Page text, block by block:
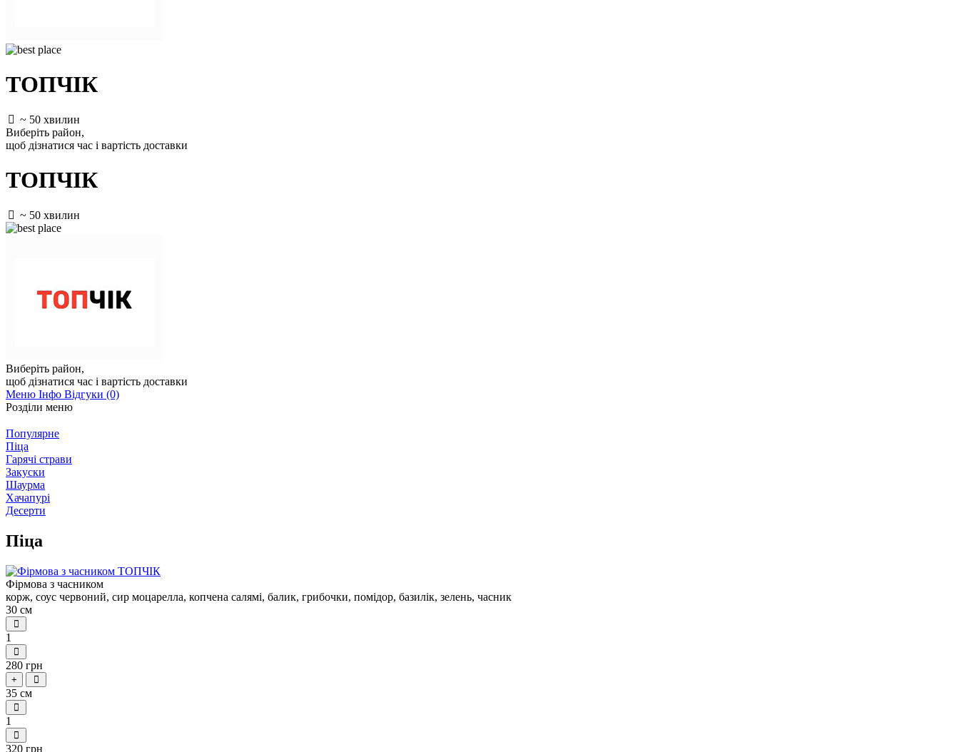
ТОПЧІК
~ 50 хвилин
Виберіть район,
щоб дізнатися час і вартість доставки
ТОПЧІК
~ 50 хвилин
Виберіть район,
щоб дізнатися час і вартість доставки
Меню Інфо Відгуки (0)
Розділи меню
Популярне
Піца
Гарячі страви
Закуски
Шаурма
Хачапурі
Десерти
Піца
Фірмова з часником
корж, соус червоний, сир моцарелла, копчена салямі, балик, грибочки, помідор, базилік, зелень, часник
30 см
1
280 грн
+
35 см
1
320 грн